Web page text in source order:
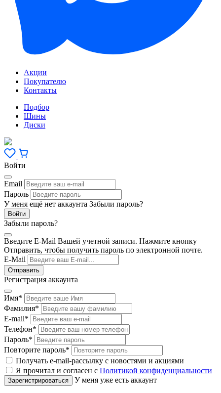
Акции
Покупателю
Контакты
Подбор
Шины
Диски
Войти
Email
Пароль
У меня ещё нет аккаунта Забыли пароль?
Забыли пароль?
Введите E-Mail Вашей учетной записи. Нажмите кнопку
Отправить, чтобы получить пароль по электронной почте.
E-Mail
Регистрация аккаунта
Имя*
Фамилия*
E-mail*
Телефон*
Пароль*
Повторите пароль*
Получать e-mail-рассылку с новостями и акциями
Я прочитал и согласен с Политикой конфиденциальности
У меня уже есть аккаунт